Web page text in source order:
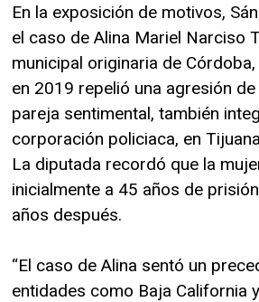
En la exposición de motivos,
el caso de Alina Mariel Narciso
municipal originaria de
en 2019 repelió una agresión
pareja sentimental, también
corporación policiaca, en
La diputada recordó que la
inicialmente a 45 años de
años después.
“El caso de Alina sentó un
entidades como Baja California